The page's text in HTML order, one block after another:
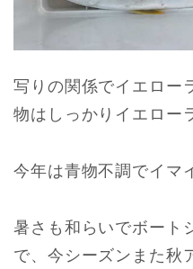
写りの関係でイエロー
物はしっかりイエロー
今年は青物不調でイマ
暑さも和らいでボート
で、今シーズンまた秋